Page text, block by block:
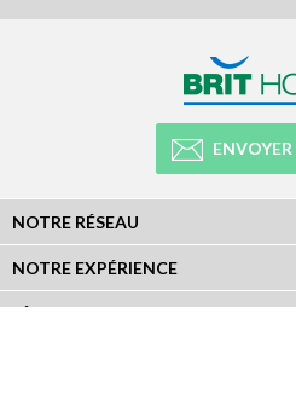
NOTRE RÉSEAU
NOTRE EXPÉRIENCE
LÉGAL